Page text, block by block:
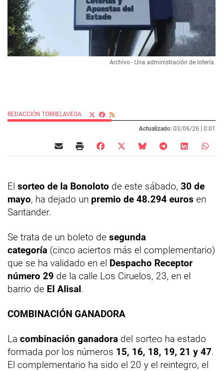
Archivo - Una administración de lotería.
REDACCIÓN TORRELAVEGA
Actualizado: 03/06/26 | 0:01
El sorteo de la Bonoloto de este sábado, 30 de
mayo, ha dejado un premio de 48.294 euros en
Santander.
Se trata de un boleto de segunda
categoría (cinco aciertos más el complementario)
que se ha validado en el Despacho Receptor
número 29 de la calle Los Ciruelos, 23, en el
barrio de El Alisal.
COMBINACIÓN GANADORA
La combinación ganadora del sorteo ha estado
formada por los números 15, 16, 18, 19, 21 y 47.
El complementario ha sido el 20 y el reintegro, el